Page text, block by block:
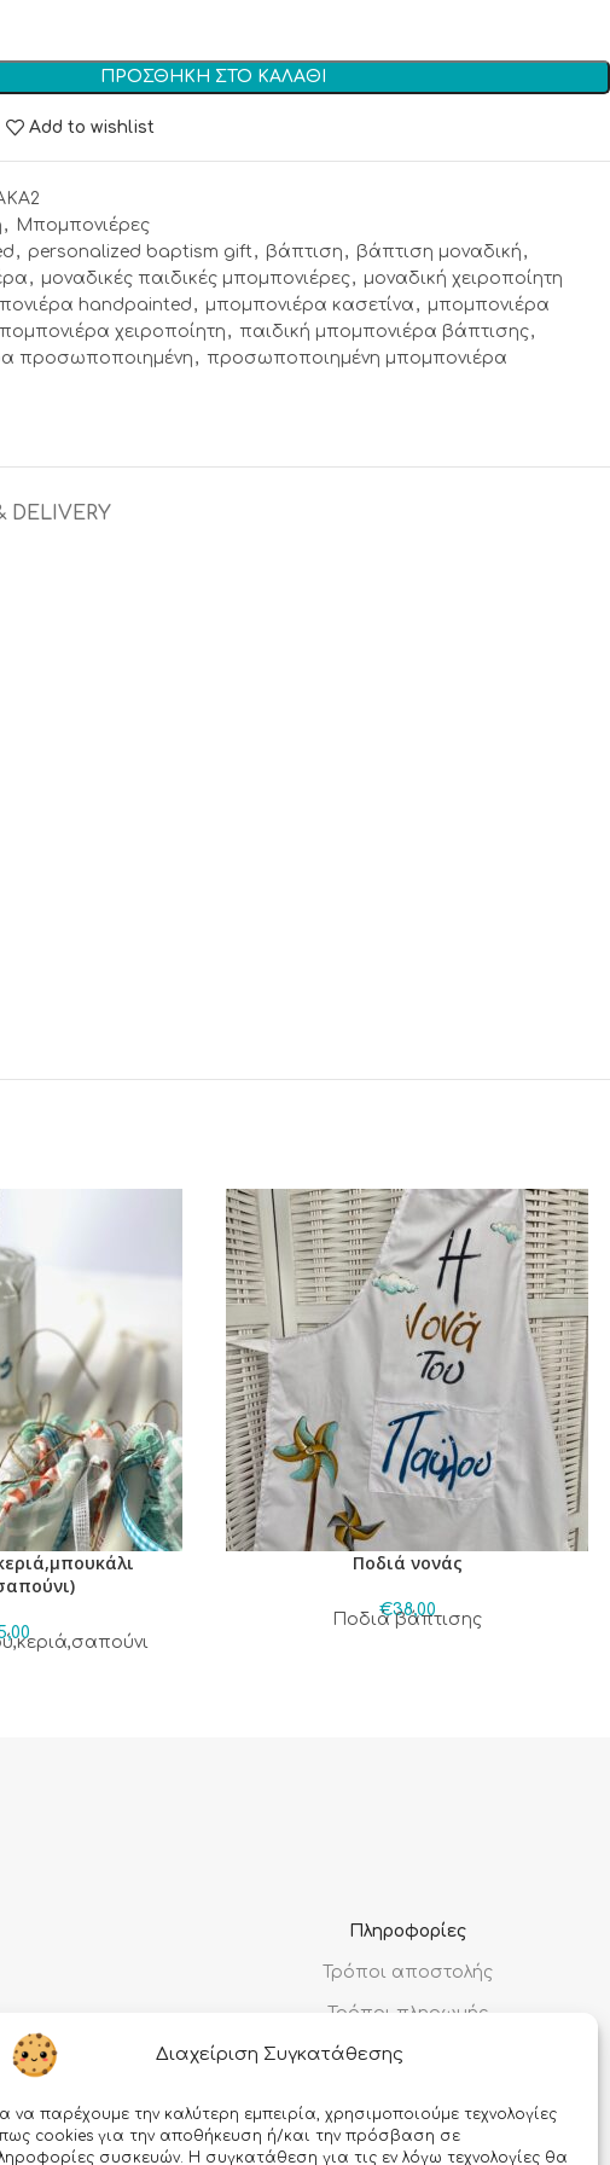
Διαχείριση Συγκατάθεσης
να παρέχουμε την καλύτερη εμπειρία, χρησιμοποιούμε τεχνολογίες
cookies για την αποθήκευση ή/και την πρόσβαση σε
συσκευών. Η συγκατάθεση για τις εν λόγω τεχνολογίες θα
ΠΡΟΣΘΉΚΗ ΣΤΟ ΚΑΛΆΘΙ
Add to wishlist
, Μπομπονιέρες
, personalized baptism gift, βάπτιση , βάπτιση μοναδική ,
, μοναδικές παιδικές μπομπονιέρες, μοναδική χειροποίητη
handpainted, μπομπονιέρα κασετίνα , μπομπονιέρα
χειροποίητη , παιδική μπομπονιέρα βάπτισης,
προσωποποιημένη , προσωποποιημένη μπομπονιέρα
DELIVERY
Ποδιά νονάς
€38,00
Ποδιά βάπτισης
Πληροφορίες
Τρόποι αποστολής
Τρόποι πληρωμής
Όροι χρήσης
Ασφάλεια συναλλαγών